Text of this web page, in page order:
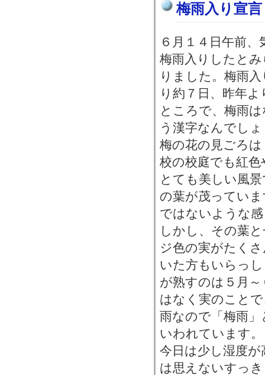
梅雨入り宣言
６月１４日午前
梅雨入りしたと
りました。梅雨
り約７日、昨年
ところで、梅雨
う漢字なんでし
梅の花の見ごろは
校の校庭でも紅
とても美しい風
の葉が茂ってい
ではないような
しかし、その葉
ジ色の実がたく
いた方もいらっ
が熟すのは５月
はなく実のこと
雨なので「梅雨
いわれています。
今日は少し湿度
は思えないすっ